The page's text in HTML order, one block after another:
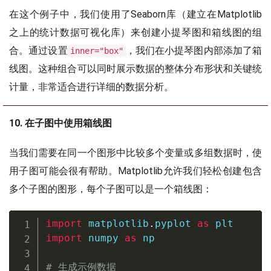
在这个例子中，我们使用了Seaborn库（建立在Matplotlib
之上的统计数据可视化库）来创建小提琴图和箱线图的组
合。通过设置 inner="box"
，我们在小提琴图内部添加了箱
线图。这种组合可以同时展示数据的整体分布形状和关键统
计量，非常适合进行详细的数据分析。
10. 在子图中使用箱线图
当我们需要在同一个图形中比较多个变量或多组数据时，使
用子图可能会很有帮助。Matplotlib允许我们轻松创建包含
多个子图的图形，每个子图可以是一个箱线图：
import matplotlib . pyplot as
import numpy as np
# 生成示例数据